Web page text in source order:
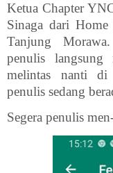
Ketua Chapter
Sinaga dari
Tanjung
penulis langsung
melintas nanti di
penulis sedang
Segera penulis